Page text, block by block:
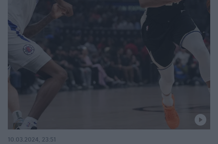
10.03.2024, 23:51